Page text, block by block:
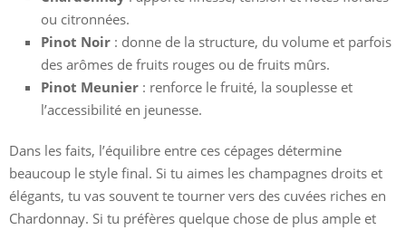
ou citronnées.
Pinot Noir : donne de la structure, du volume et parfois
des arômes de fruits rouges ou de fruits mûrs.
Pinot Meunier : renforce le fruité, la souplesse et
l’accessibilité en jeunesse.
Dans les faits, l’équilibre entre ces cépages détermine
beaucoup le style final. Si tu aimes les champagnes droits et
élégants, tu vas souvent te tourner vers des cuvées riches en
Chardonnay. Si tu préfères quelque chose de plus ample et